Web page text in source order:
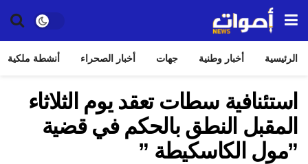
الرئيسية أخبار وطنية جهات أخبار الصحراء أنشطة ملكية
استئنافية سطات تعقد يوم الثلاثاء
المقبل النطق بالحكم في قضية
”مول الكاسكيطة ”